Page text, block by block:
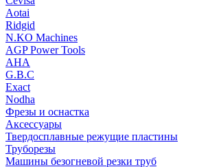
Aotai
Ridgid
N.KO Machines
AGP Power Tools
AHA
G.B.C
Exact
Nodha
Фрезы и оснастка
Аксессуары
Твердосплавные режущие пластины
Труборезы
Машины безогневой резки труб